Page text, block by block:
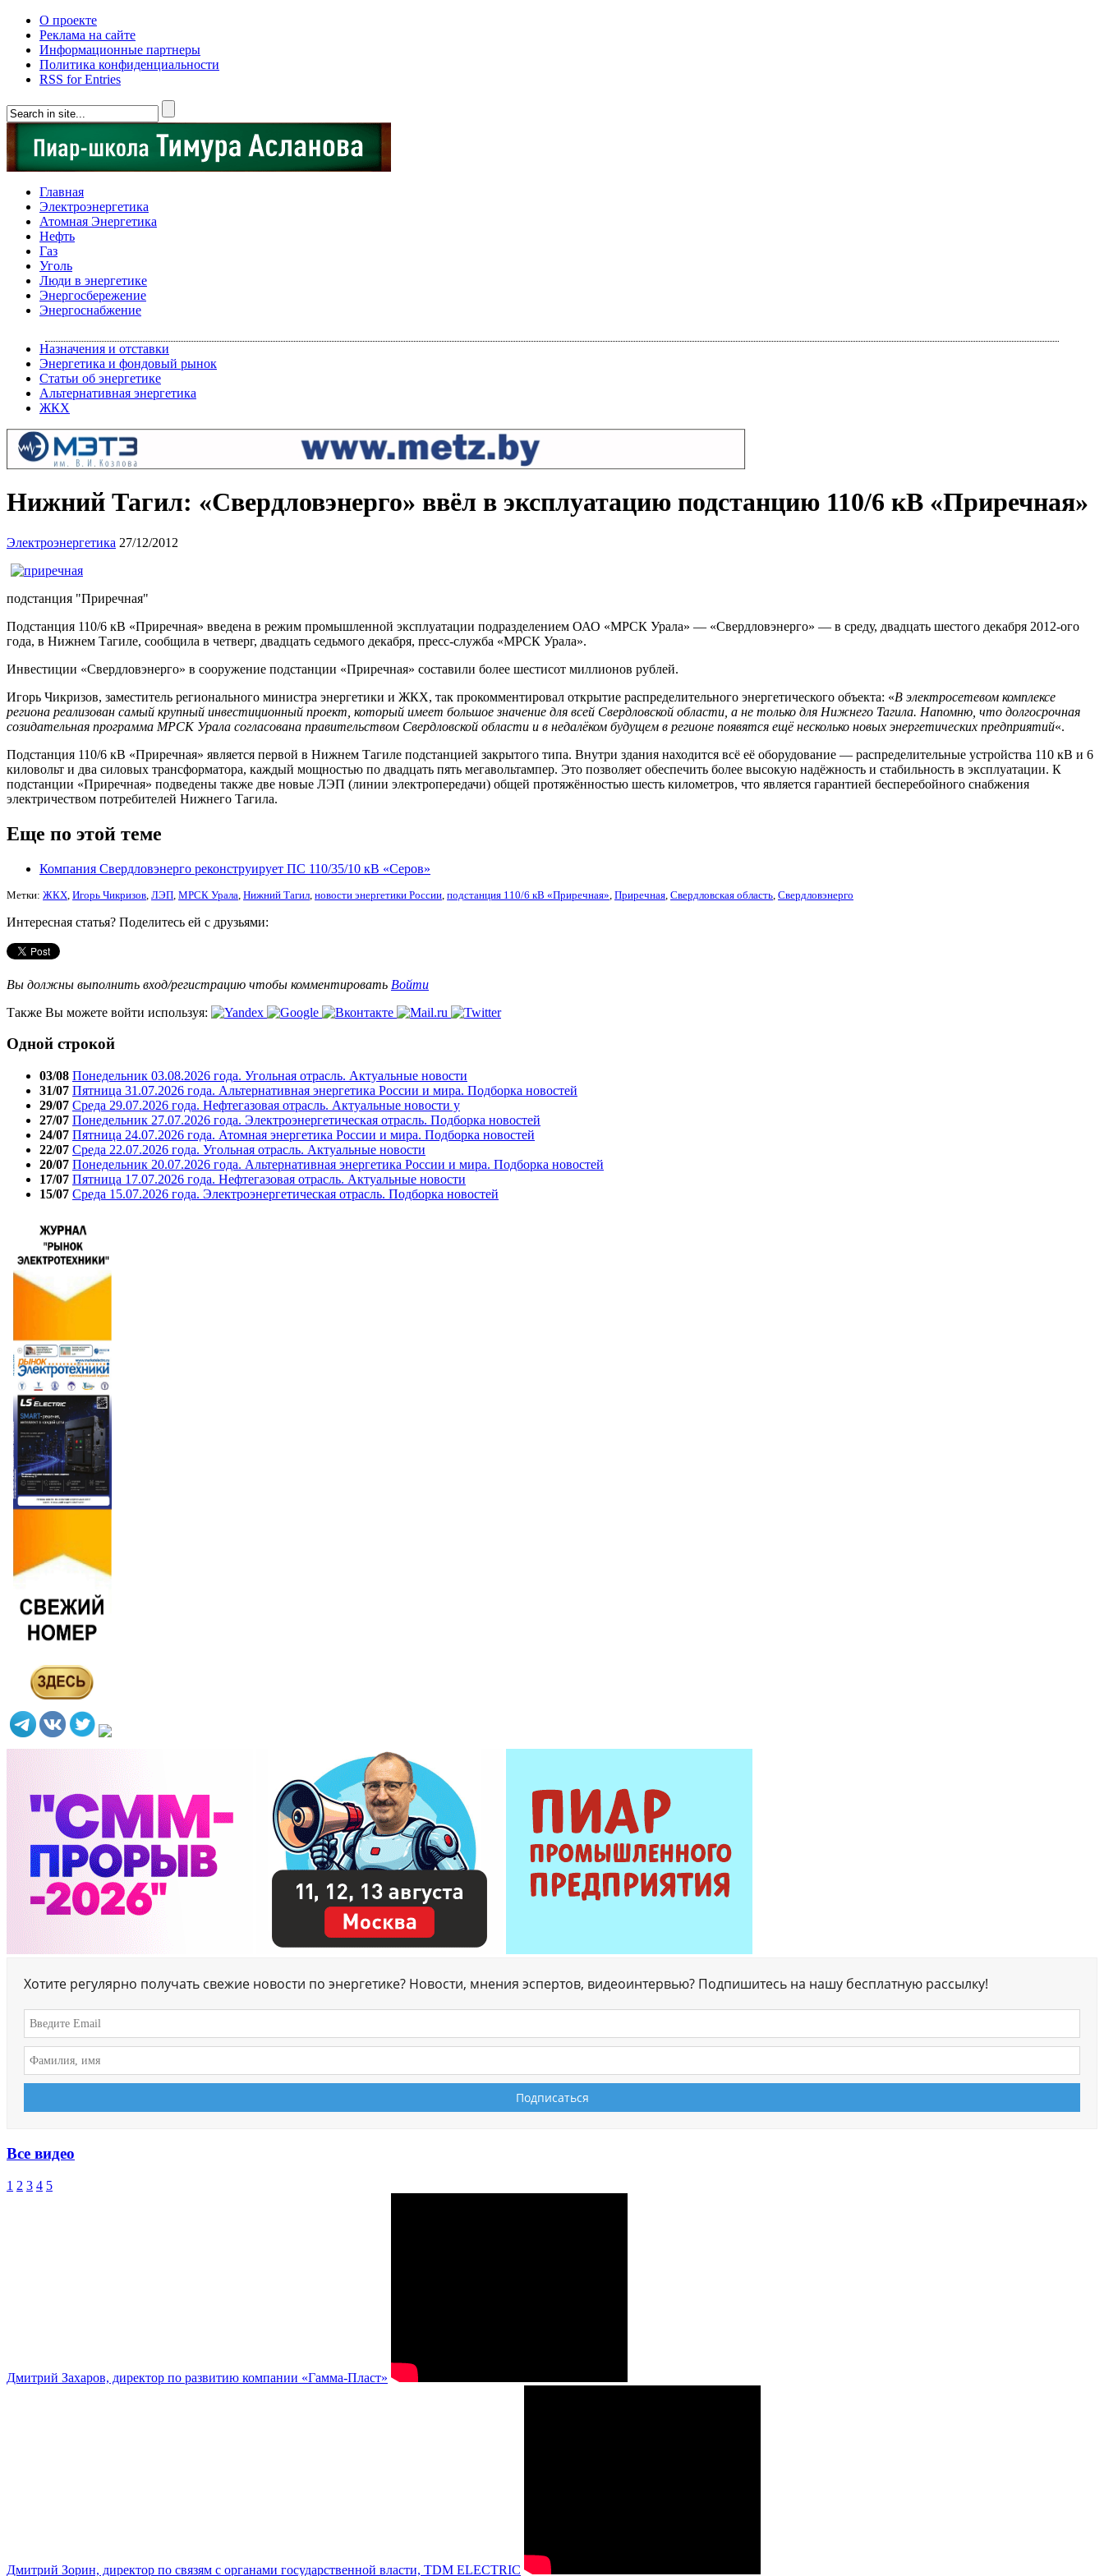
О проекте
Реклама на сайте
Информационные партнеры
Политика конфиденциальности
RSS for Entries
Главная
Электроэнергетика
Атомная Энергетика
Нефть
Газ
Уголь
Люди в энергетике
Энергосбережение
Энергоснабжение
Назначения и отставки
Энергетика и фондовый рынок
Статьи об энергетике
Альтернативная энергетика
ЖКХ
Нижний Тагил: «Свердловэнерго» ввёл в эксплуатацию подстанцию 110/6 кВ «Приречная»
Электроэнергетика 27/12/2012
подстанция "Приречная"
Подстанция 110/6 кВ «Приречная» введена в режим промышленной эксплуатации подразделением ОАО «МРСК Урала» — «Свердловэнерго» — в среду, двадцать шестого декабря 2012-ого
года, в Нижнем Тагиле, сообщила в четверг, двадцать седьмого декабря, пресс-служба «МРСК Урала».
Инвестиции «Свердловэнерго» в сооружение подстанции «Приречная» составили более шестисот миллионов рублей.
Игорь Чикризов, заместитель регионального министра энергетики и ЖКХ, так прокомментировал открытие распределительного энергетического объекта: «В электросетевом комплексе
региона реализован самый крупный инвестиционный проект, который имеет большое значение для всей Свердловской области, а не только для Нижнего Тагила. Напомню, что долгосрочная
созидательная программа МРСК Урала согласована правительством Свердловской области и в недалёком будущем в регионе появятся ещё несколько новых энергетических предприятий«.
Подстанция 110/6 кВ «Приречная» является первой в Нижнем Тагиле подстанцией закрытого типа. Внутри здания находится всё её оборудование — распределительные устройства 110 кВ и 6
киловольт и два силовых трансформатора, каждый мощностью по двадцать пять мегавольтампер. Это позволяет обеспечить более высокую надёжность и стабильность в эксплуатации. К
подстанции «Приречная» подведены также две новые ЛЭП (линии электропередачи) общей протяжённостью шесть километров, что является гарантией бесперебойного снабжения
электричеством потребителей Нижнего Тагила.
Еще по этой теме
Компания Свердловэнерго реконструирует ПС 110/35/10 кВ «Серов»
Метки: ЖКХ Игорь Чикризов ЛЭП МРСК Урала Нижний Тагил новости энергетики России подстанция 110/6 кВ «Приречная» Приречная Свердловская область Свердловэнерго
Интересная статья? Поделитесь ей с друзьями:
Вы должны выполнить вход/регистрацию чтобы комментировать Войти
Также Вы можете войти используя:
Одной строкой
03/08 Понедельник 03.08.2026 года. Угольная отрасль. Актуальные новости
31/07 Пятница 31.07.2026 года. Альтернативная энергетика России и мира. Подборка новостей
29/07 Среда 29.07.2026 года. Нефтегазовая отрасль. Актуальные новости у
27/07 Понедельник 27.07.2026 года. Электроэнергетическая отрасль. Подборка новостей
24/07 Пятница 24.07.2026 года. Атомная энергетика России и мира. Подборка новостей
22/07 Среда 22.07.2026 года. Угольная отрасль. Актуальные новости
20/07 Понедельник 20.07.2026 года. Альтернативная энергетика России и мира. Подборка новостей
17/07 Пятница 17.07.2026 года. Нефтегазовая отрасль. Актуальные новости
15/07 Среда 15.07.2026 года. Электроэнергетическая отрасль. Подборка новостей
Хотите регулярно получать свежие новости по энергетике? Новости, мнения эспертов, видеоинтервью? Подпишитесь на нашу бесплатную рассылку!
Все видео
1 2 3 4 5
Дмитрий Захаров, директор по развитию компании «Гамма-Пласт»
Дмитрий Зорин, директор по связям с органами государственной власти, TDM ELECTRIC